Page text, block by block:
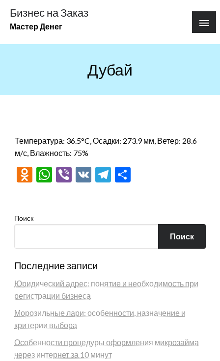
содержимому
Бизнес на Заказ
Мастер Денег
Дубай
Температура: 36.5°C, Осадки: 273.9 мм, Ветер: 28.6
м/с, Влажность: 75%
Odnoklassniki
WhatsApp
Viber
VK Telegram
Поиск
Поиск
Последние записи
Юридический адрес: понятие и необходимость при
регистрации бизнеса
Морозильные лари: особенности, назначение и
критерии выбора
Особенности процедуры оформления микрозайма
через интернет за 10 минут